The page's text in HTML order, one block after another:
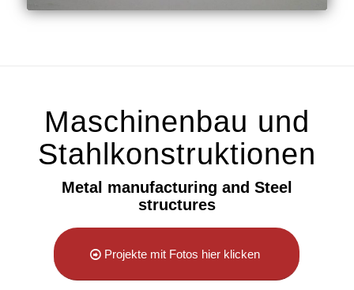
Maschinenbau und
Stahlkonstruktionen
Metal manufacturing and Steel
structures
Projekte mit Fotos hier klicken